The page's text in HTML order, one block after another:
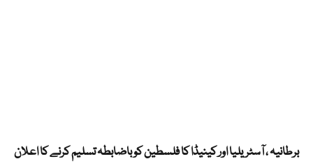
برطانیہ ، آسٹریلیا اور کینیڈا کا فلسطین کو باضابطہ تسلیم کرنے کا اعلان